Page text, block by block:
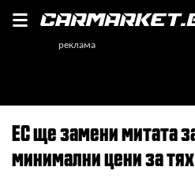
EС ще замени митата за китайски EV с
минимални цени за тях